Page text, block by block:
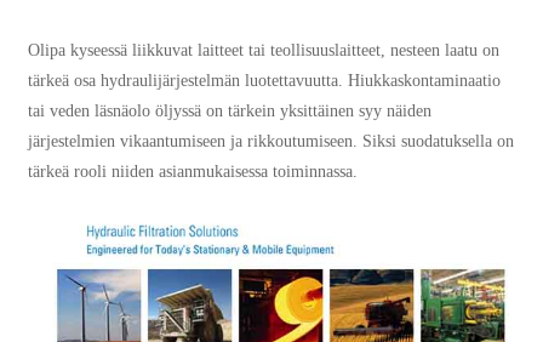
Olipa kyseessä liikkuvat laitteet tai teollisuuslaitteet, nesteen laatu on
tärkeä osa hydraulijärjestelmän luotettavuutta. Hiukkaskontaminaatio
tai veden läsnäolo öljyssä on tärkein yksittäinen syy näiden
järjestelmien vikaantumiseen ja rikkoutumiseen. Siksi suodatuksella on
tärkeä rooli niiden asianmukaisessa toiminnassa.